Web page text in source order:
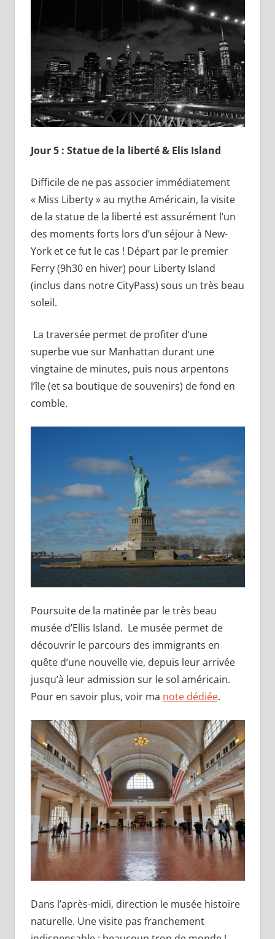
Jour 5 : Statue de la liberté & Elis Island
Difficile de ne pas associer immédiatement
« Miss Liberty » au mythe Américain, la visite
de la statue de la liberté est assurément l’un
des moments forts lors d’un séjour à New-
York et ce fut le cas ! Départ par le premier
Ferry (9h30 en hiver) pour Liberty Island
(inclus dans notre CityPass) sous un très beau
soleil.
La traversée permet de profiter d’une
superbe vue sur Manhattan durant une
vingtaine de minutes, puis nous arpentons
l’île (et sa boutique de souvenirs) de fond en
comble.
Poursuite de la matinée par le très beau
musée d’Ellis Island. Le musée permet de
découvrir le parcours des immigrants en
quête d’une nouvelle vie, depuis leur arrivée
jusqu’à leur admission sur le sol américain.
Pour en savoir plus, voir ma note dédiée.
Dans l’après-midi, direction le musée histoire
naturelle. Une visite pas franchement